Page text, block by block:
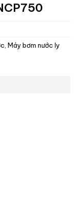
, Máy bơm nước ly